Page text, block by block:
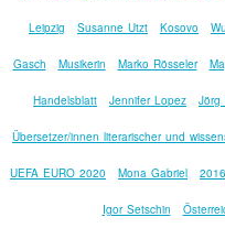
Leipzig Susanne Utzt Kosovo
Gasch Musikerin Marko Rösseler
Handelsblatt Jennifer Lopez Jörg
Übersetzer/innen literarischer und
UEFA EURO 2020 Mona Gabriel 2016
Igor Setschin